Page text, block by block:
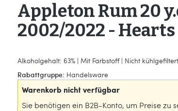
Appleton Rum 20
2002/2022 -
Alkoholgehalt: 63% | Mit Farbstoff | Nicht kühlgefiltert
Rabattgruppe: Handelsware
Warenkorb nicht verfügbar
Sie benötigen ein B2B-Konto, um Preise zu